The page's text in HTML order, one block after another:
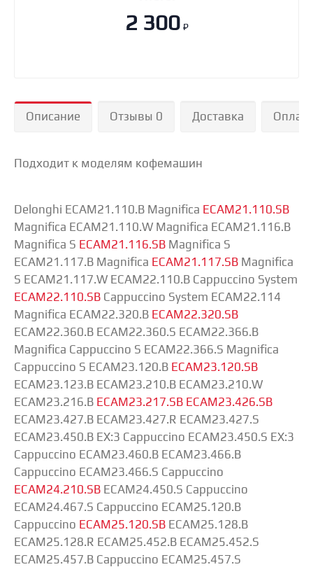
2 300 ₽
Описание Отзывы 0 Доставка Оплата
Подходит к моделям кофемашин
Delonghi ECAM21.110.B Magnifica ECAM21.110.SB
Magnifica ECAM21.110.W Magnifica ECAM21.116.B
Magnifica S ECAM21.116.SB Magnifica S
ECAM21.117.B Magnifica ECAM21.117.SB Magnifica
S ECAM21.117.W ECAM22.110.B Cappuccino System
ECAM22.110.SB Cappuccino System ECAM22.114
Magnifica ECAM22.320.B ECAM22.320.SB
ECAM22.360.B ECAM22.360.S ECAM22.366.B
Magnifica Cappuccino S ECAM22.366.S Magnifica
Cappuccino S ECAM23.120.B ECAM23.120.SB
ECAM23.123.B ECAM23.210.B ECAM23.210.W
ECAM23.216.B ECAM23.217.SB ECAM23.426.SB
ECAM23.427.B ECAM23.427.R ECAM23.427.S
ECAM23.450.B EX:3 Cappuccino ECAM23.450.S EX:3
Cappuccino ECAM23.460.B ECAM23.466.B
Cappuccino ECAM23.466.S Cappuccino
ECAM24.210.SB ECAM24.450.S Cappuccino
ECAM24.467.S Cappuccino ECAM25.120.B
Cappuccino ECAM25.120.SB ECAM25.128.B
ECAM25.128.R ECAM25.452.B ECAM25.452.S
ECAM25.457.B Cappuccino ECAM25.457.S